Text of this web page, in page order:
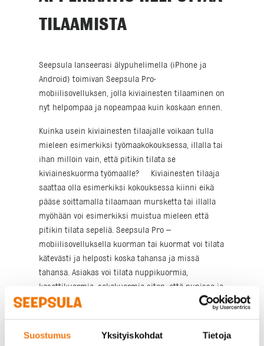
Suostumus Yksityiskohdat Tietoja
TILAAMISTA
Seepsula lanseerasi älypuhelimella (iPhone ja
Android) toimivan Seepsula Pro-
mobiilisovelluksen, jolla kiviainesten tilaaminen on
nyt helpompaa ja nopeampaa kuin koskaan ennen.
Kuinka usein kiviainesten tilaajalle voikaan tulla
mieleen esimerkiksi työmaakokouksessa, illalla tai
ihan milloin vain, että pitikin tilata se
kiviaineskuorma työmaalle? Kiviainesten tilaaja
saattaa olla esimerkiksi kokouksessa kiinni eikä
pääse soittamalla tilaamaan mursketta tai illalla
myöhään voi esimerkiksi muistua mieleen että
pitikin tilata sepeliä. Seepsula Pro –
mobiilisovelluksella kuorman tai kuormat voi tilata
kätevästi ja helposti koska tahansa ja missä
tahansa. Asiakas voi tilata nuppikuormia,
kasettikuormia, sekakuormia siten, että nupissa ja
kärryssä on eri tuotteet tai tehdä ns. koko päivän
Käyttäjä voi tilata kuormia kaikille niille työmaille,